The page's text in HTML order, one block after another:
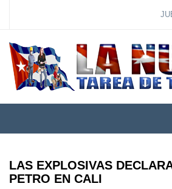
LAS EXPLOSIVAS
PETRO EN CALI